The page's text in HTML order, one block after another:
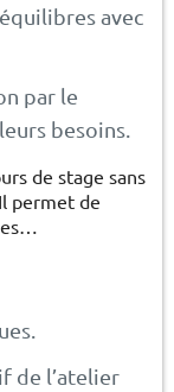
avec
par le
besoins.
de stage sans
permet de
de l’atelier